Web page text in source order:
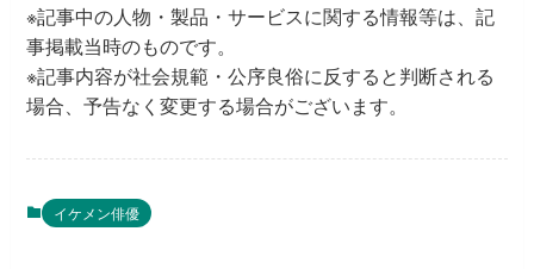
※記事中の人物・製品・サービスに関する情報等は、記
事掲載当時のものです。
※記事内容が社会規範・公序良俗に反すると判断される
場合、予告なく変更する場合がございます。
イケメン俳優